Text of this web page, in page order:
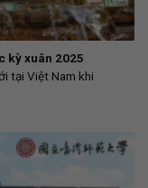
kỳ xuân 2025
tại Việt Nam khi